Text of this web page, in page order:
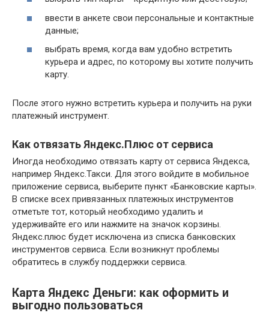
ввести в анкете свои персональные и контактные
данные;
выбрать время, когда вам удобно встретить
курьера и адрес, по которому вы хотите получить
карту.
После этого нужно встретить курьера и получить на руки
платежный инструмент.
Как отвязать Яндекс.Плюс от сервиса
Иногда необходимо отвязать карту от сервиса Яндекса,
например Яндекс.Такси. Для этого войдите в мобильное
приложение сервиса, выберите пункт «Банковские карты».
В списке всех привязанных платежных инструментов
отметьте тот, который необходимо удалить и
удерживайте его или нажмите на значок корзины.
Яндекс.плюс будет исключена из списка банковских
инструментов сервиса. Если возникнут проблемы
обратитесь в службу поддержки сервиса.
Карта Яндекс Деньги: как оформить и
выгодно пользоваться